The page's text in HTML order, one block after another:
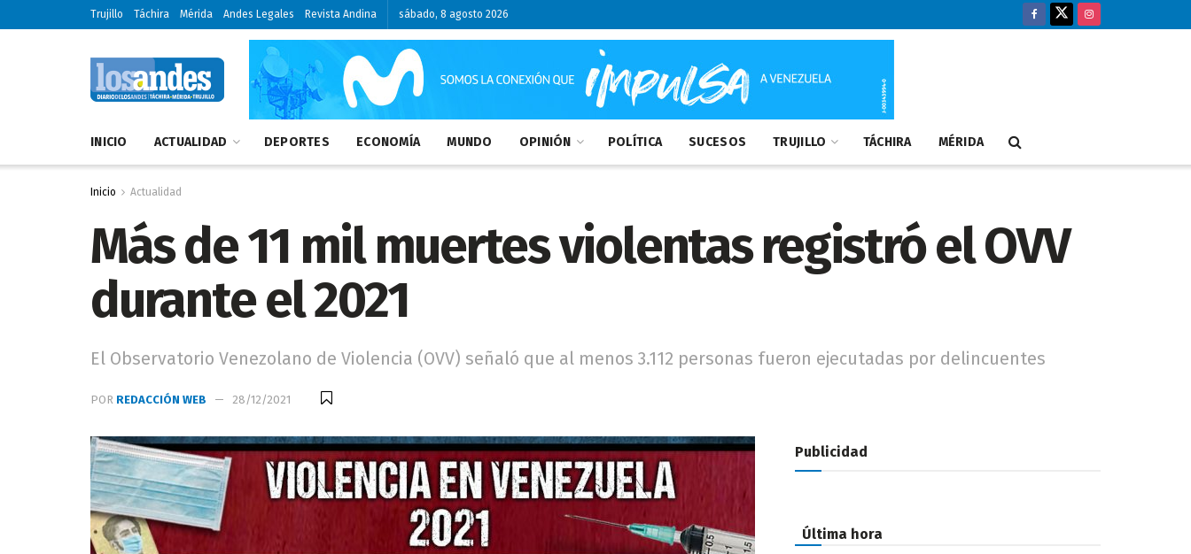
Trujillo Táchira Mérida Andes Legales Revista Andina sábado, 8 agosto 2026
INICIO ACTUALIDAD DEPORTES ECONOMÍA MUNDO OPINIÓN POLÍTICA SUCESOS TRUJILLO TÁCHIRA MÉRIDA
Inicio Actualidad
Más de 11 mil muertes violentas registró el OVV
durante el 2021
El Observatorio Venezolano de Violencia (OVV) señaló que al menos 3.112 personas fueron ejecutadas por delincuentes
POR REDACCIÓN WEB 28/12/2021
Publicidad
Última hora